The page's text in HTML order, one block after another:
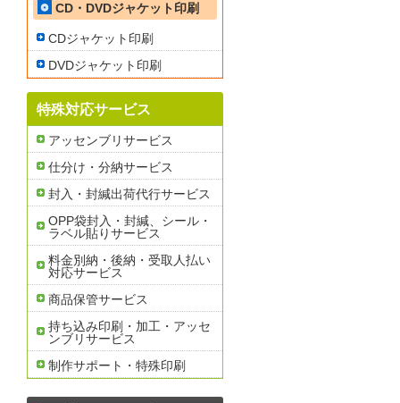
CD・DVDジャケット印刷
CDジャケット印刷
DVDジャケット印刷
特殊対応サービス
アッセンブリサービス
仕分け・分納サービス
封入・封緘出荷代行サービス
OPP袋封入・封緘、シール・
ラベル貼りサービス
料金別納・後納・受取人払い
対応サービス
商品保管サービス
持ち込み印刷・加工・アッセ
ンブリサービス
制作サポート・特殊印刷